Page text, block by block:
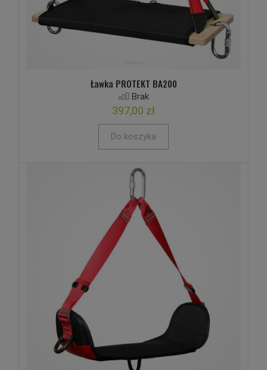
Ławka PROTEKT BA200
Brak
397,00 zł
Do koszyka